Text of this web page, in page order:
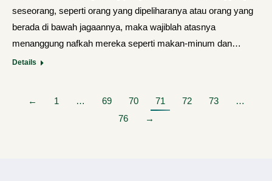
seseorang, seperti orang yang dipeliharanya atau orang yang
berada di bawah jagaannya, maka wajiblah atasnya
menanggung nafkah mereka seperti makan-minum dan…
Details
← 1 … 69 70 71 72 73
…
76
→